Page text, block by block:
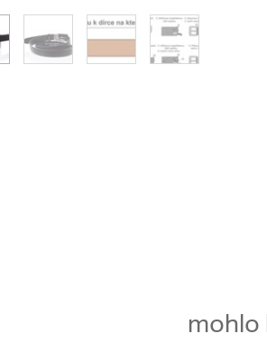
mohlo